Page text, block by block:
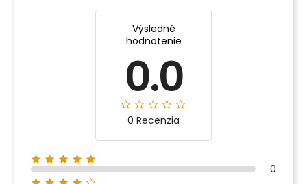
Výsledné
hodnotenie
0.0
0 Recenzia
0